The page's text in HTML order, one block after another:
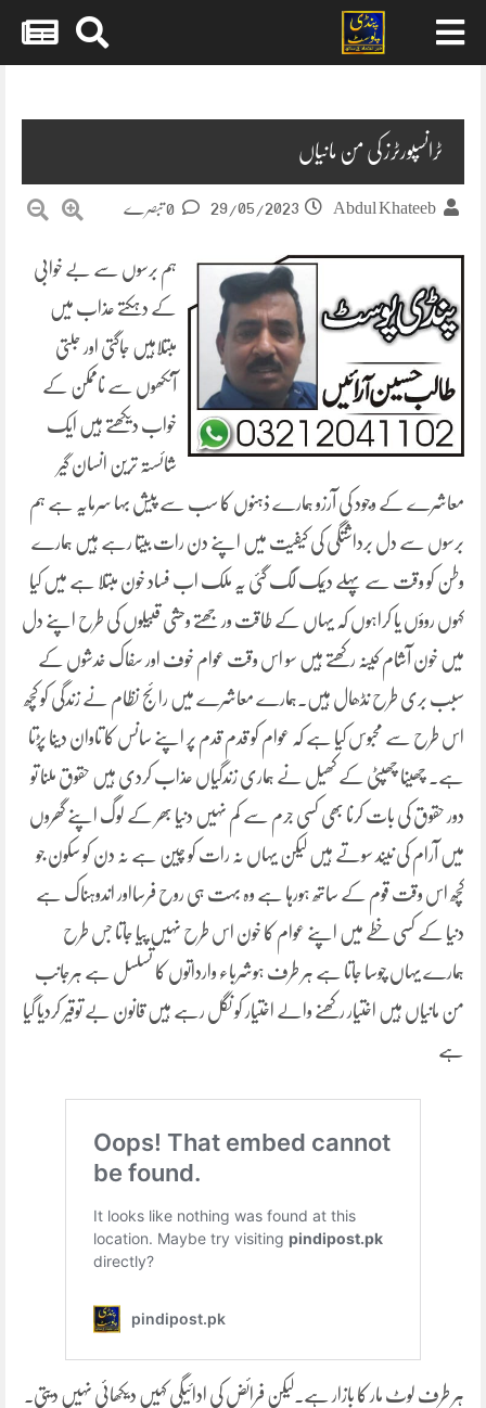
ٹرانسپورٹرز کی من مانیاں
Abdul Khateeb
29/05/2023
ہم برسوں سے بے خوابی
کے دہکتے عذاب میں
مبتلاہیں جاگتی اور جلتی
آنکھوں سے ناممکن کے
خواب دیکھتے ہیں ایک
شائستہ ترین انسان گیر
معاشرے کے وجود کی آرزو ہمارے ذہنوں کا سب سے پیش بہا سرمایہ ہے ہم
برسوں سے دل برداشتگی کی کیفیت میں اپنے دن رات بیتا رہے ہیں ہمارے
وطن کو وقت سے پہلے دیمک لگ گئی یہ ملک اب فساد خون مبتلا ہے میں کیا
کہوں روؤں یا کراہوں کہ یہاں کے طاقت ور جھتے وحشی قبیلوں کی طرح اپنے دل
میں خون آشام کینہ رکھتے ہیں سو اس وقت عوام خوف اور سفاک خدشوں کے
سبب بری طرح نڈھال ہیں۔ہمارے معاشرے میں رائج نظام نے زندگی کو کچھ
اس طرح سے محبوس کیا ہے کہ عوام کو قدم قدم پر اپنے سانس کا تاوان دینا پڑتا
ہے۔ چھینا چھپٹی کے کھیل نے ہماری زندگیاں عذاب کردی ہیں حقوق ملنا تو
دور حقوق کی بات کرنا بھی کسی جرم سے کم نہیں دنیا بھر کے لوگ اپنے گھروں
میں آرام کی نیند سوتے ہیں لیکن یہاں نہ رات کو چین ہے نہ دن کو سکون جو
کچھ اس وقت قوم کے ساتھ ہورہا ہے وہ بہت ہی روح فرسااور اندوہناک ہے
دنیا کے کسی خطے میں اپنے عوام کا خون اس طرح نہیں پیا جاتا جس طرح
ہمارے یہاں چوسا جاتا ہے ہر طرف ہوشرباء وارداتوں کا تسلسل ہے ہرجانب
من مانیاں ہیں اختیار رکھنے والے اختیار کو نگل رہے ہیں قانون بے توقیر کردیا گیا
ہے
ہر طرف لوٹ مار کا بازار ہے۔لیکن فرائض کی ادائیگی کہیں دیکھائی نہیں دیتی۔